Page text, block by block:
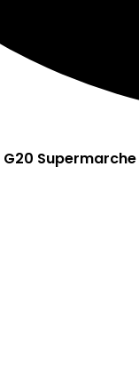
G20 Supermarche